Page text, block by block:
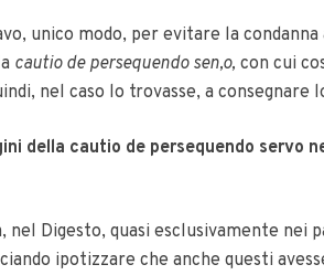
unico modo, per evitare la
cautio de persequendo sen,o, con cui
nel caso lo trovasse, a consegnare
della cautio de persequendo servo
Digesto, quasi esclusivamente nei
ipotizzare che anche questi